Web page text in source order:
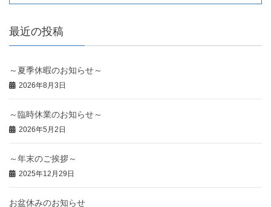
最近の投稿
～夏季休暇のお知らせ～
2026年8月3日
～臨時休業のお知らせ～
2026年5月2日
～年末のご挨拶～
2025年12月29日
お盆休みのお知らせ